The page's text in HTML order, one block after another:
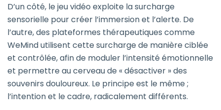
D’un côté, le jeu vidéo exploite la surcharge
sensorielle pour créer l’immersion et l’alerte. De
l’autre, des plateformes thérapeutiques comme
WeMind utilisent cette surcharge de manière ciblée
et contrôlée, afin de moduler l’intensité émotionnelle
et permettre au cerveau de « désactiver » des
souvenirs douloureux. Le principe est le même ;
l’intention et le cadre, radicalement différents.